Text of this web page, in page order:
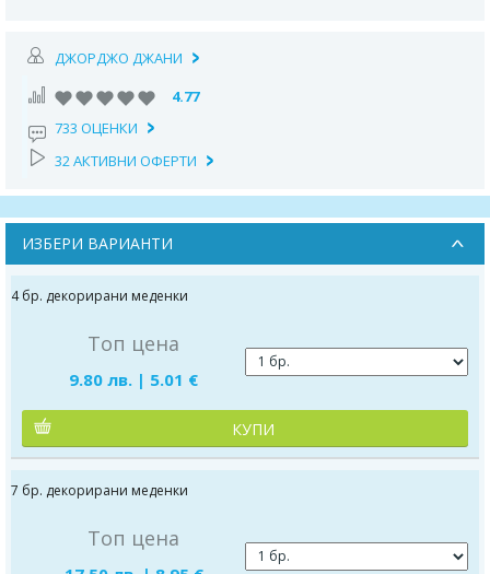
ДЖОРДЖО ДЖАНИ
4.77
733 ОЦЕНКИ
32 АКТИВНИ ОФЕРТИ
ИЗБЕРИ ВАРИАНТИ
4 бр. декорирани меденки
Топ цена
9.80 лв. | 5.01 €
КУПИ
7 бр. декорирани меденки
Топ цена